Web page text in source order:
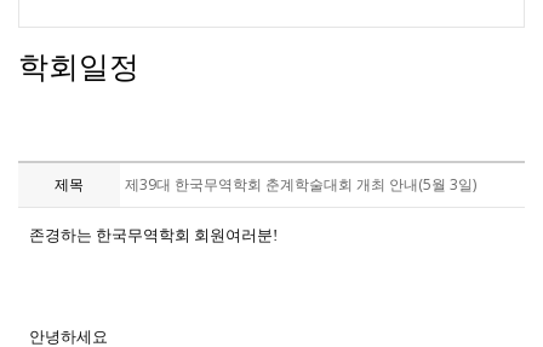
학회일정
제목 제39대 한국무역학회 춘계학술대회 개최 안내(5월 3일)
존경하는 한국무역학회 회원여러분!
안녕하세요